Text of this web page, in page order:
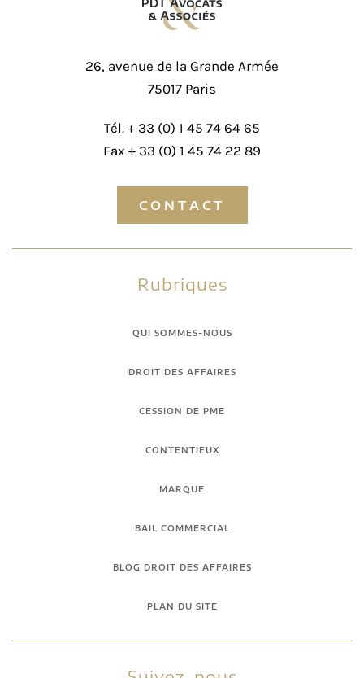
26, avenue de la Grande Armée
75017 Paris
Tél. + 33 (0) 1 45 74 64 65
Fax + 33 (0) 1 45 74 22 89
CONTACT
Rubriques
QUI SOMMES-NOUS
DROIT DES AFFAIRES
CESSION DE PME
CONTENTIEUX
MARQUE
BAIL COMMERCIAL
BLOG DROIT DES AFFAIRES
PLAN DU SITE